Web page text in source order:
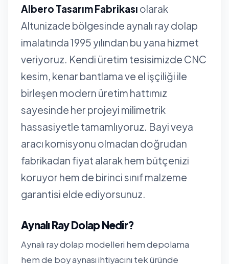
Albero Tasarım Fabrikası olarak
Altunizade bölgesinde aynalı ray dolap
imalatında 1995 yılından bu yana hizmet
veriyoruz. Kendi üretim tesisimizde CNC
kesim, kenar bantlama ve el işçiliği ile
birleşen modern üretim hattımız
sayesinde her projeyi milimetrik
hassasiyetle tamamlıyoruz. Bayi veya
aracı komisyonu olmadan doğrudan
fabrikadan fiyat alarak hem bütçenizi
koruyor hem de birinci sınıf malzeme
garantisi elde ediyorsunuz.
Aynalı Ray Dolap Nedir?
Aynalı ray dolap modelleri hem depolama
hem de boy aynası ihtiyacını tek üründe